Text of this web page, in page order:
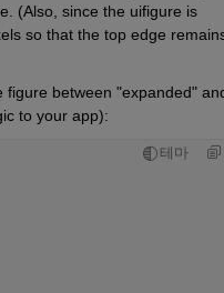
(Also, since the uifigure is
so that the top edge
between "expanded"
to your app):
테마